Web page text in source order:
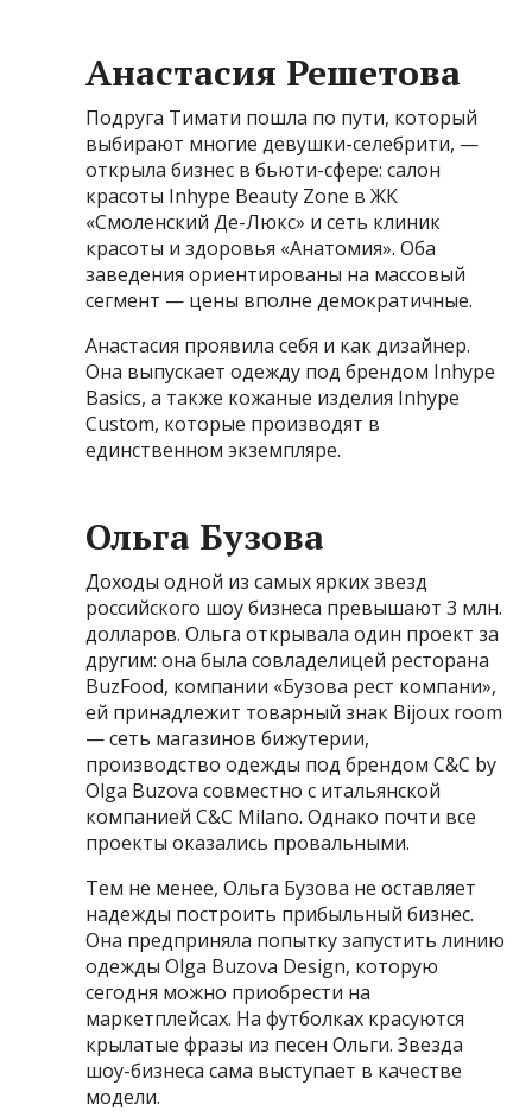
Анастасия Решетова
Подруга Тимати пошла по пути, который
выбирают многие девушки-селебрити, —
открыла бизнес в бьюти-сфере: салон
красоты Inhype Beauty Zone в ЖК
«Смоленский Де-Люкс» и сеть клиник
красоты и здоровья «Анатомия». Оба
заведения ориентированы на массовый
сегмент — цены вполне демократичные.
Анастасия проявила себя и как дизайнер.
Она выпускает одежду под брендом Inhype
Basics, а также кожаные изделия Inhype
Custom, которые производят в
единственном экземпляре.
Ольга Бузова
Доходы одной из самых ярких звезд
российского шоу бизнеса превышают 3 млн.
долларов. Ольга открывала один проект за
другим: она была совладелицей ресторана
BuzFood, компании «Бузова рест компани»,
ей принадлежит товарный знак Bijoux room
— сеть магазинов бижутерии,
производство одежды под брендом C&C by
Olga Buzova совместно с итальянской
компанией C&C Milano. Однако почти все
проекты оказались провальными.
Тем не менее, Ольга Бузова не оставляет
надежды построить прибыльный бизнес.
Она предприняла попытку запустить линию
одежды Olga Buzova Design, которую
сегодня можно приобрести на
маркетплейсах. На футболках красуются
крылатые фразы из песен Ольги. Звезда
шоу-бизнеса сама выступает в качестве
модели.